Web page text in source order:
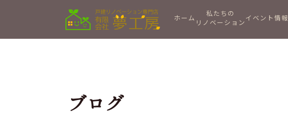
ホーム
私たちの
リノベーションイベント情報
ブログ